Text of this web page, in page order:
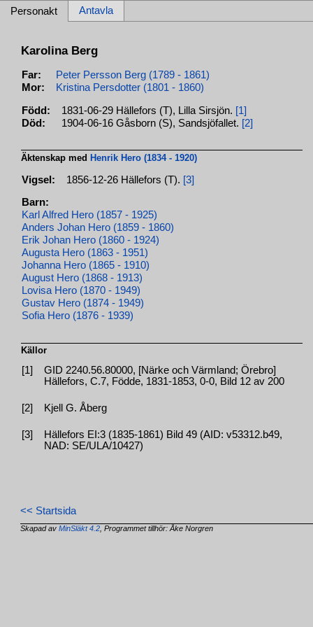
Personakt Antavla
Karolina Berg
Far:
Peter Persson Berg (1789 - 1861)
Mor:
Kristina Persdotter (1801 - 1860)
Född: 1831-06-29 Hällefors (T), Lilla Sirsjön. [1]
Död:
1904-06-16 Gåsborn (S), Sandsjöfallet. [2]
Äktenskap med Henrik Hero (1834 - 1920)
Vigsel: 1856-12-26 Hällefors (T). [3]
Barn:
Karl Alfred Hero (1857 - 1925)
Anders Johan Hero (1859 - 1860)
Erik Johan Hero (1860 - 1924)
Augusta Hero (1863 - 1951)
Johanna Hero (1865 - 1910)
August Hero (1868 - 1913)
Lovisa Hero (1870 - 1949)
Gustav Hero (1874 - 1949)
Sofia Hero (1876 - 1939)
Källor
[1]
GID 2240.56.80000, [Närke och Värmland; Örebro]
Hällefors, C.7, Födde, 1831-1853, 0-0, Bild 12 av 200
[2] Kjell G. Åberg
[3]
Hällefors EI:3 (1835-1861) Bild 49 (AID: v53312.b49,
NAD: SE/ULA/10427)
<< Startsida
Skapad avMinSläkt 4.2 , Programmet tillhör: Åke Norgren